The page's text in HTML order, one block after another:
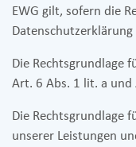
EWG gilt, sofern die
Die Rechtsgrundlage
Art. 6 Abs. 1 lit. a und
Die Rechtsgrundlage
unserer Leistungen